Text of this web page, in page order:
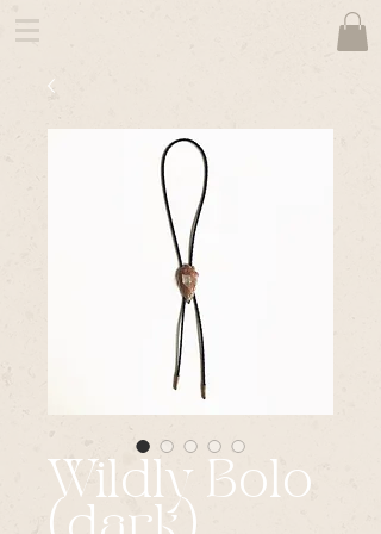
Wildly Bolo